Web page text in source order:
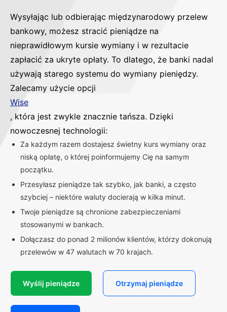
Wysyłając lub odbierając międzynarodowy przelew
bankowy, możesz stracić pieniądze na
nieprawidłowym kursie wymiany i w rezultacie
zapłacić za ukryte opłaty. To dlatego, że banki nadal
używają starego systemu do wymiany pieniędzy.
Zalecamy użycie opcji
Wise
, która jest zwykle znacznie tańsza. Dzięki
nowoczesnej technologii:
Za każdym razem dostajesz świetny kurs wymiany oraz
niską opłatę, o której poinformujemy Cię na samym
początku.
Przesyłasz pieniądze tak szybko, jak banki, a często
szybciej – niektóre waluty docierają w kilka minut.
Twoje pieniądze są chronione zabezpieczeniami
stosowanymi w bankach.
Dołączasz do ponad 2 milionów klientów, którzy dokonują
przelewów w 47 walutach w 70 krajach.
Wyślij pieniądze Otrzymaj pieniądze